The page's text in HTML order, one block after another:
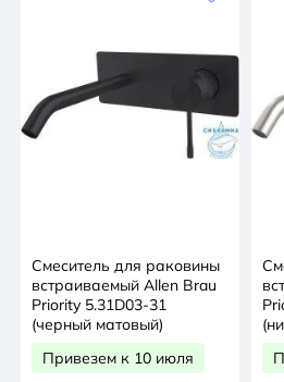
Смеситель для раковины
встраиваемый Allen Brau
Priority 5.31D03-31
(черный матовый)
Привезем к 10 июля